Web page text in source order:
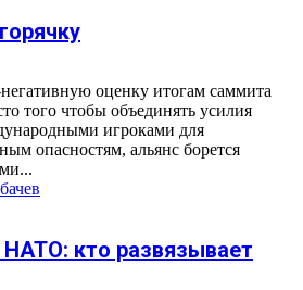
оценку итогам саммита
того чтобы объединять усилия
игроками для
опасностям, альянс борется
НАТО: кто развязывает